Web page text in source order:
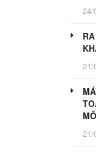
24/
21/
21/